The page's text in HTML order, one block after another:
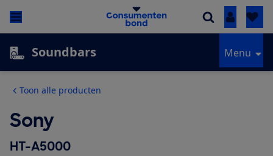
Inloggen
Soundbars Menu
Toon alle producten
Sony
HT-A5000